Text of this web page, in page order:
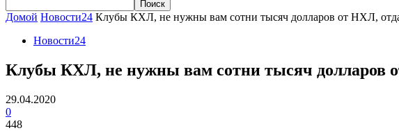
Домой Новости24 Клубы КХЛ, не нужны вам сотни тысяч долларов от НХЛ,
Новости24
Клубы КХЛ, не нужны вам сотни тысяч долларов
29.04.2020
0
448